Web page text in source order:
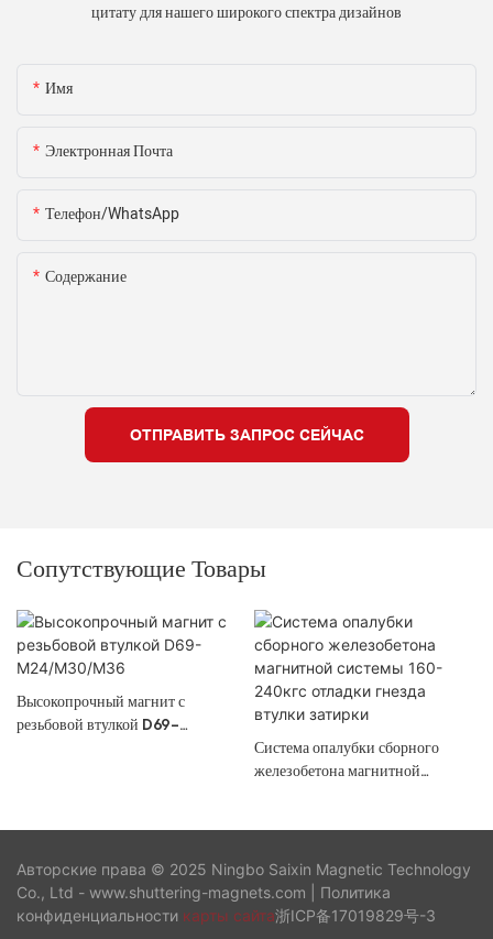
цитату для нашего широкого спектра дизайнов
Имя
Электронная Почта
Телефон/WhatsApp
Содержание
ОТПРАВИТЬ ЗАПРОС СЕЙЧАС
Сопутствующие Товары
Высокопрочный магнит с
резьбовой втулкой D69-
Система опалубки сборного
железобетона магнитной
Авторские права © 2025 Ningbo Saixin Magnetic Technology
Co., Ltd - www.shuttering-magnets.com |
Политика
конфиденциальности карты сайта浙ICP备17019829号-3